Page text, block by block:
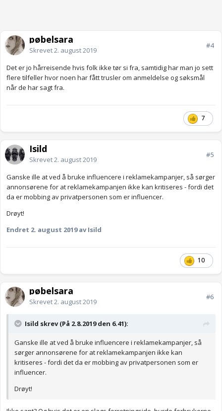
pøbelsara
Skrevet2. august 2019
#4
Det er jo hårreisende hvis folk ikke tør si fra, samtidig har man jo sett
flere tilfeller hvor noen har fått trusler om anmeldelse og søksmål
når de har sagt fra.
7
Isild
Skrevet2. august 2019
#5
Ganske ille at ved å bruke influencere i reklamekampanjer, så sørger
annonsørene for at reklamekampanjen ikke kan kritiseres - fordi det
da er mobbing av privatpersonen som er influencer.
Drøyt!
Endret 2. august 2019av Isild
10
pøbelsara
Skrevet2. august 2019
#6
Isild skrev (På 2.8.2019 den 6.41):
Ganske ille at ved å bruke influencere i reklamekampanjer, så
sørger annonsørene for at reklamekampanjen ikke kan
kritiseres - fordi det da er mobbing av privatpersonen som er
influencer.
Drøyt!